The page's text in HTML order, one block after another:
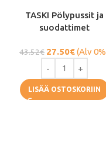
TASKI Pölypussit ja
suodattimet
43.52€ 27.50€(Alv
LISÄÄ OSTOSKORIIN